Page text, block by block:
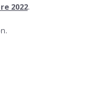
2022.